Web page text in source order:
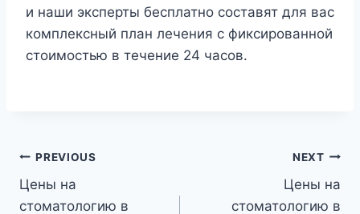
и наши эксперты бесплатно составят для вас
комплексный план лечения с фиксированной
стоимостью в течение 24 часов.
Post
navigation
PREVIOUS
Цены на
стоматологию в
NEXT
Цены на
стоматологию в